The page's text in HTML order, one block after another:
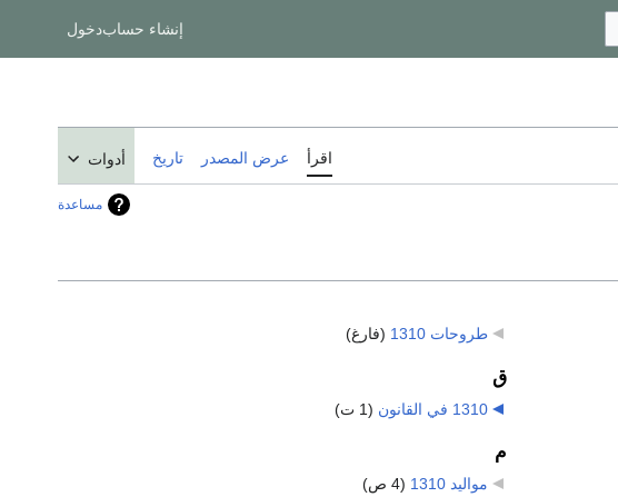
إنشاء حسابدخول
اقرأ عرض المصدر تاريخ أدوات
مساعدة
طروحات 1310 (فارغ)
ق
1310 في القانون (1 ت)
م
مواليد 1310 (4 ص)